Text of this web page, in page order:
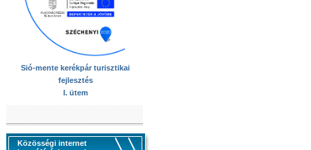
Sió-mente kerékpár turisztikai
fejlesztés
I. ütem
Közösségi internet